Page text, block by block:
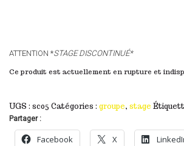
ATTENTION *STAGE DISCONTINUÉ*
Ce produit est actuellement en rupture et
UGS : sc05 Catégories : groupe, stage
Partager :
Facebook X